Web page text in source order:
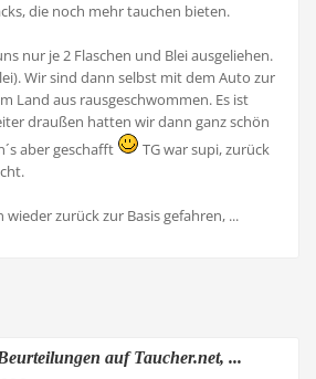
die noch mehr tauchen bieten.
nur je 2 Flaschen und Blei ausgeliehen.
Wir sind dann selbst mit dem Auto zur
Land aus rausgeschwommen. Es ist
draußen hatten wir dann ganz schön
aber geschafft
TG war supi, zurück
wieder zurück zur Basis gefahren, ...
auf Taucher.net, ...